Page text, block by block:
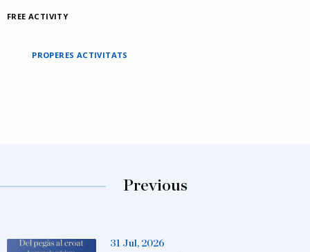
FREE ACTIVITY
PROPERES ACTIVITATS
Previous
31 Jul, 2026